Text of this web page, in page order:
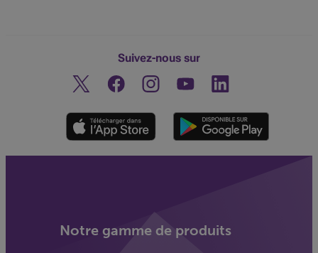
Suivez-nous sur
Twitter FacebookInstagramDécouvrez notre chaine
Linkedin
Notre gamme de produits